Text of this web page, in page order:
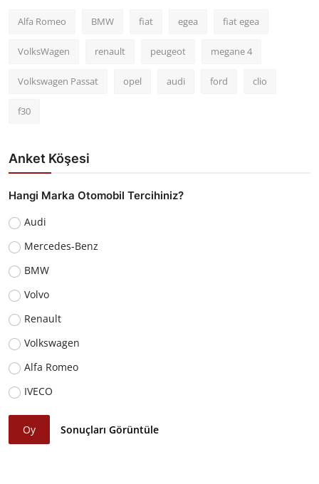
Alfa Romeo BMW fiat egea fiat egea
VolksWagen renault peugeot megane 4
Volkswagen Passat opel audi ford clio
f30
Anket Köşesi
Hangi Marka Otomobil Tercihiniz?
Audi
Mercedes-Benz
BMW
Volvo
Renault
Volkswagen
Alfa Romeo
IVECO
Oy Sonuçları Görüntüle